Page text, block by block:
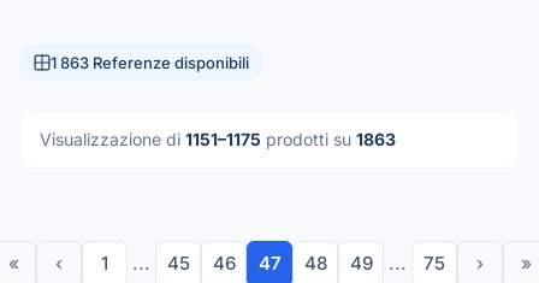
1 863 Referenze disponibili
Visualizzazione di 1151–1175 prodotti su 1863
« ‹ 1 ... 45 46 47 48 49 ... 75 › »